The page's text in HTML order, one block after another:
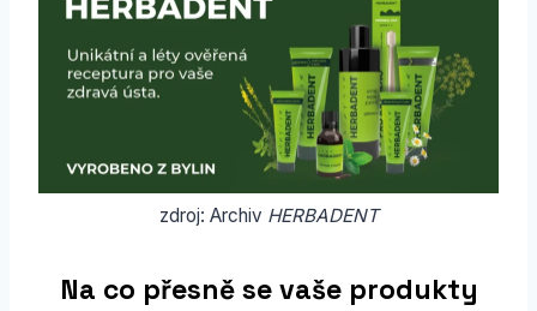
zdroj: Archiv HERBADENT
Na co přesně se vaše produkty